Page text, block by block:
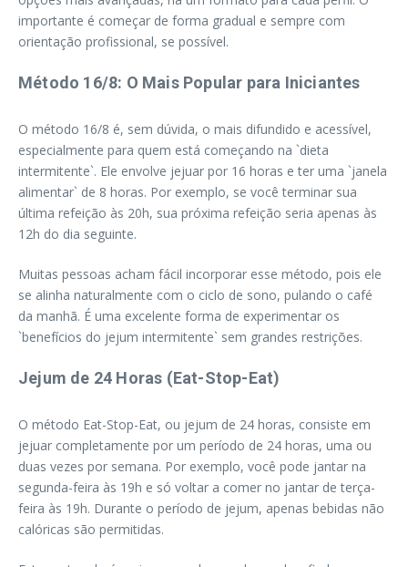
importante é começar de forma gradual e sempre com
orientação profissional, se possível.
Método 16/8: O Mais Popular para Iniciantes
O método 16/8 é, sem dúvida, o mais difundido e acessível,
especialmente para quem está começando na `dieta
intermitente`. Ele envolve jejuar por 16 horas e ter uma `janela
alimentar` de 8 horas. Por exemplo, se você terminar sua
última refeição às 20h, sua próxima refeição seria apenas às
12h do dia seguinte.
Muitas pessoas acham fácil incorporar esse método, pois ele
se alinha naturalmente com o ciclo de sono, pulando o café
da manhã. É uma excelente forma de experimentar os
`benefícios do jejum intermitente` sem grandes restrições.
Jejum de 24 Horas (Eat-Stop-Eat)
O método Eat-Stop-Eat, ou jejum de 24 horas, consiste em
jejuar completamente por um período de 24 horas, uma ou
duas vezes por semana. Por exemplo, você pode jantar na
segunda-feira às 19h e só voltar a comer no jantar de terça-
feira às 19h. Durante o período de jejum, apenas bebidas não
calóricas são permitidas.